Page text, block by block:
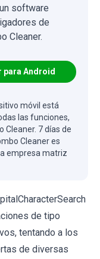
software
de
Cleaner.
para Android
móvil está
las funciones,
Cleaner. 7 días de
Cleaner es
empresa matriz
de tipo
tentando a los
de diversas